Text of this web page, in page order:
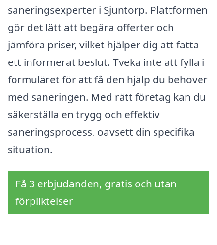
saneringsexperter i Sjuntorp. Plattformen
gör det lätt att begära offerter och
jämföra priser, vilket hjälper dig att fatta
ett informerat beslut. Tveka inte att fylla i
formuläret för att få den hjälp du behöver
med saneringen. Med rätt företag kan du
säkerställa en trygg och effektiv
saneringsprocess, oavsett din specifika
situation.
Få 3 erbjudanden, gratis och utan
förpliktelser